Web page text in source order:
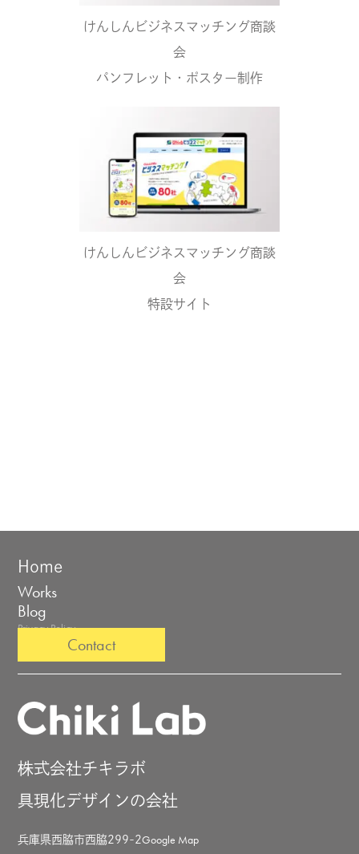
けんしんビジネスマッチング商談
会
パンフレット・ポスター制作
けんしんビジネスマッチング商談
会
特設サイト
Home
Works
Blog
Privacy Policy
Contact
株式会社チキラボ
具現化デザインの会社
兵庫県西脇市西脇299-2Google Map